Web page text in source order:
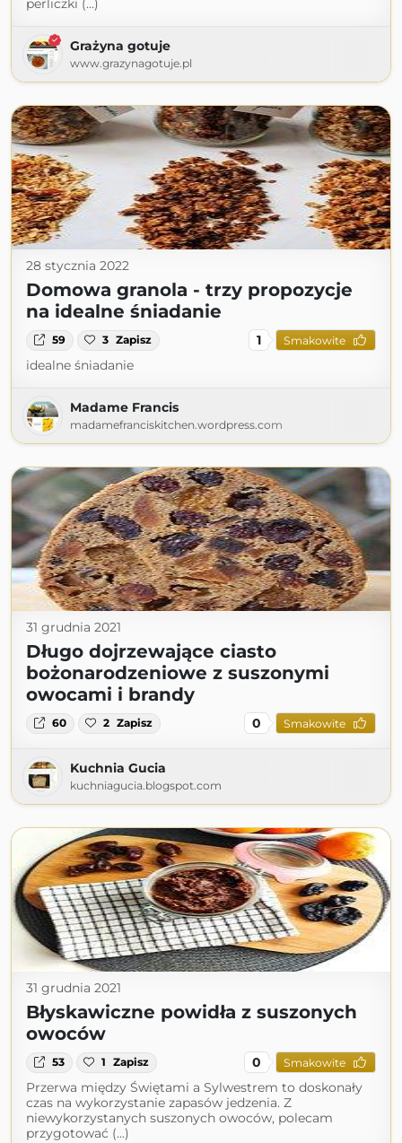
perliczki (...)
Grażyna gotuje
www.grazynagotuje.pl
28 stycznia 2022
Domowa granola - trzy propozycje
na idealne śniadanie
59 3 Zapisz 1 Smakowite
idealne śniadanie
Madame Francis
madamefranciskitchen.wordpress.com
31 grudnia 2021
Długo dojrzewające ciasto
bożonarodzeniowe z suszonymi
owocami i brandy
60 2 Zapisz 0 Smakowite
Kuchnia Gucia
kuchniagucia.blogspot.com
31 grudnia 2021
Błyskawiczne powidła z suszonych
owoców
53 1 Zapisz 0 Smakowite
Przerwa między Świętami a Sylwestrem to doskonały
czas na wykorzystanie zapasów jedzenia. Z
niewykorzystanych suszonych owoców, polecam
przygotować (...)